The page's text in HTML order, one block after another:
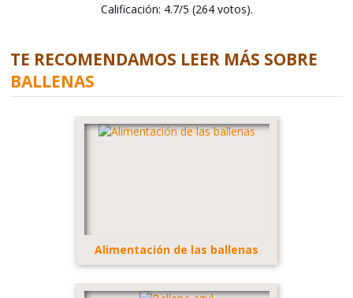
Calificación: 4.7/5 (264 votos).
TE RECOMENDAMOS LEER MÁS SOBRE
BALLENAS
Alimentación de las ballenas